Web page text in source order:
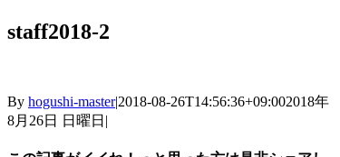
staff2018-2
By hogushi-master|2018-08-26T14:56:36+09:002018年
8月26日 日曜日 |